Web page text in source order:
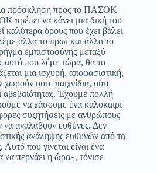
πρόσκληση προς το ΠΑΣΟΚ –
να κάνει μια δική του
όρους που έχει βάλει
άλλα το πρωί και άλλα το
εμπιστοσύνης μεταξύ
αυτό που λέμε τώρα, θα το
μια ισχυρή, αποφασιστική,
ούτε παιχνίδια, ούτε
αβεβαιότητας. Έχουμε πολλή
να χάσουμε ένα καλοκαίρι
συζητήσεις με ανθρώπους
αναλάβουν ευθύνες. Δεν
ανάληψης ευθυνών από τα
που γίνεται είναι ένα
να περνάει η ώρα», τόνισε